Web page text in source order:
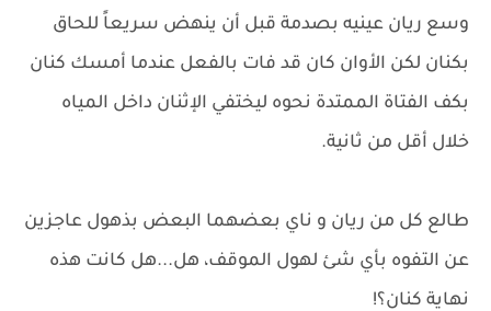
وسع ريان عينيه بصدمة قبل أن ينهض سريعاً للحاق
بكنان لكن الأوان كان قد فات بالفعل عندما أمسك كنان
بكف الفتاة الممتدة نحوه ليختفي الإثنان داخل المياه
خلال أقل من ثانية.
طالع كل من ريان و ناي بعضهما البعض بذهول عاجزين
عن التفوه بأي شئ لهول الموقف، هل...هل كانت هذه
نهاية كنان؟!